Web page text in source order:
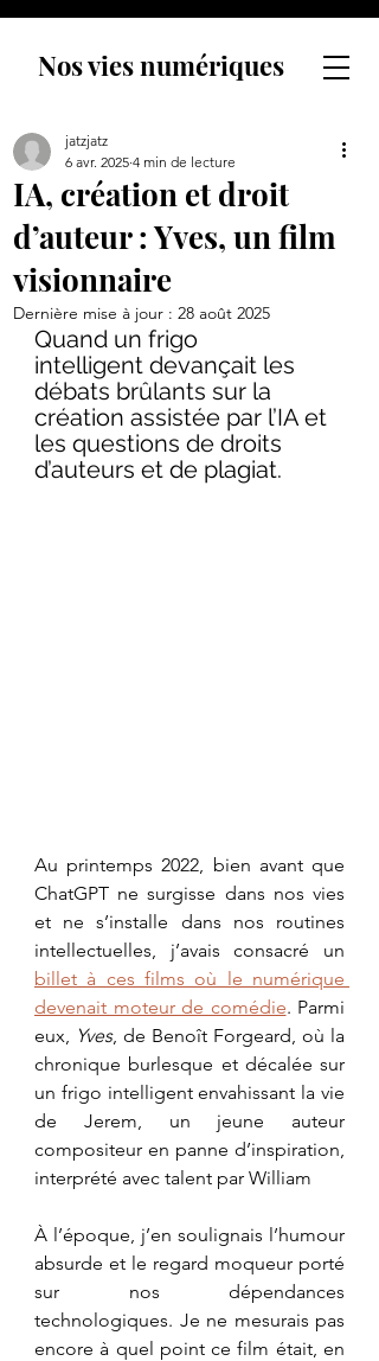
Nos vies numériques
IA, création et droit
d’auteur : Yves, un film
visionnaire
jatzjatz
6 avr. 2025 4 min de lecture
Dernière mise à jour : 28 août 2025
Quand un frigo
intelligent devançait les
débats brûlants sur la
création assistée par l’IA et
les questions de droits
d’auteurs et de plagiat.
Au printemps 2022, bien avant que
ChatGPT ne surgisse dans nos vies
et ne s’installe dans nos routines
billet à ces films où le numérique
devenait moteur de comédie. Parmi
eux, Yves, de Benoît Forgeard, où la
chronique burlesque et décalée sur
un frigo intelligent envahissant la vie
de Jerem, un jeune auteur
compositeur en panne d’inspiration,
interprété avec talent par William
À l’époque, j’en soulignais l’humour
absurde et le regard moqueur porté
sur nos dépendances
technologiques. Je ne mesurais pas
encore à quel point ce film était, en